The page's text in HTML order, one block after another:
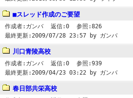
■スレッド作成のご要望
作成者: ガンバ 返信:0 参照:826
最終更新: 2009/07/28 23:57 by ガンバ
川口青陵高校
作成者: ガンバ 返信:0 参照:939
最終更新: 2009/04/23 03:22 by ガンバ
春日部共栄高校